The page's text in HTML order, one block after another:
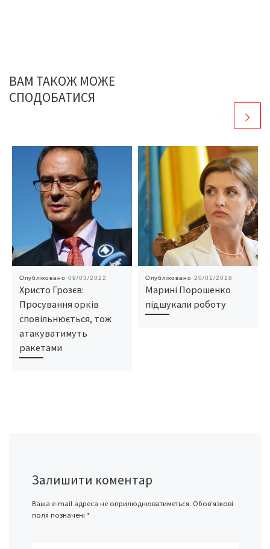
ВАМ ТАКОЖ МОЖЕ
СПОДОБАТИСЯ
Опубліковано 09/03/2022
Христо Грозєв:
Просування орків
сповільнюється, тож
атакуватимуть
ракетами
Опубліковано 20/01/2018
Марині Порошенко
підшукали роботу
Залишити коментар
Ваша e-mail адреса не оприлюднюватиметься. Обов’язкові
поля позначені *